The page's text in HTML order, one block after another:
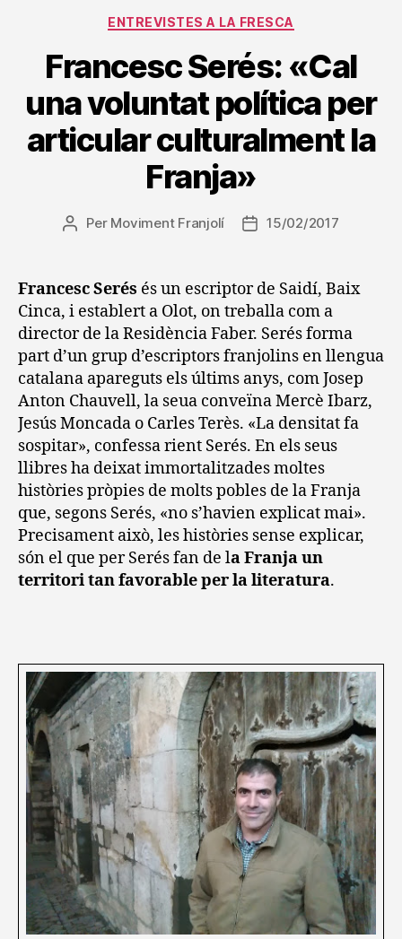
Categories
ENTREVISTES A LA FRESCA
Francesc Serés: «Cal
una voluntat política per
articular culturalment la
Franja»
Autor
Per Moviment Franjolí
Data15/02/2017
Francesc Serés és un escriptor de Saidí, Baix
Cinca, i establert a Olot, on treballa com a
director de la Residència Faber. Serés forma
part d’un grup d’escriptors franjolins en llengua
catalana apareguts els últims anys, com Josep
Anton Chauvell, la seua conveïna Mercè Ibarz,
Jesús Moncada o Carles Terès. «La densitat fa
sospitar», confessa rient Serés. En els seus
llibres ha deixat immortalitzades moltes
històries pròpies de molts pobles de la Franja
que, segons Serés, «no s’havien explicat mai».
Precisament això, les històries sense explicar,
són el que per Serés fan de la Franja un
territori tan favorable per la literatura.